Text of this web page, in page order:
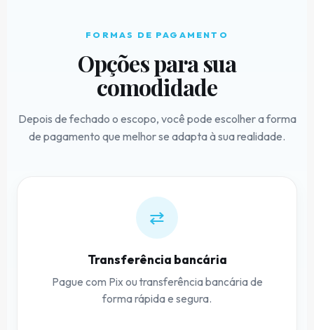
FORMAS DE PAGAMENTO
Opções para sua
comodidade
Depois de fechado o escopo, você pode escolher a forma
de pagamento que melhor se adapta à sua realidade.
⇄
Transferência bancária
Pague com Pix ou transferência bancária de
forma rápida e segura.